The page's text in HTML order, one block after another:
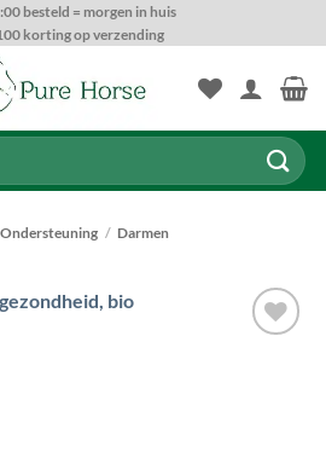
besteld = morgen in huis
korting op verzending
Ondersteuning / Darmen